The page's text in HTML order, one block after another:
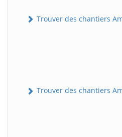
Trouver des chantiers
Trouver des chantiers